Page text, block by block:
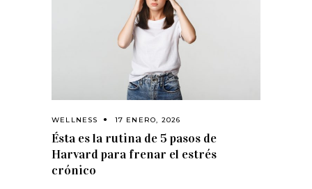
WELLNESS 17 ENERO, 2026
Ésta es la rutina de 5 pasos de
Harvard para frenar el estrés
crónico